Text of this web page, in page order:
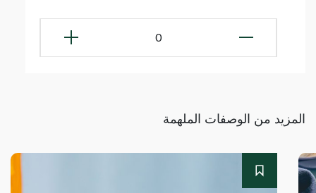
0
المزيد من الوصفات الملهمة